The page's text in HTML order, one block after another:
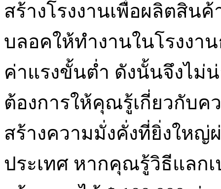
สร้างโรงงานเพื่อผลิตสิน
บลอคให้ทำงานในโรงงา
ค่าแรงขั้นต่ำ ดังนั้นจึงไม่
ต้องการให้คุณรู้เกี่ยวกับค
สร้างความมั่งคั่งที่ยิ่งใหญ่
ประเทศ หากคุณรู้วิธีแลก